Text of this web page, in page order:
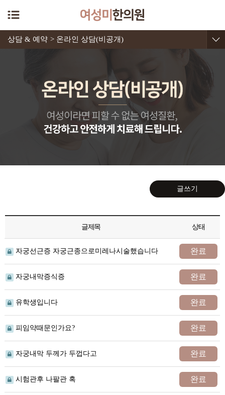
상담 & 예약 > 온라인 상담(비공개)
글쓰기
글제목 상태
자궁선근증 자궁근종으로미레나시술했습니다 완료
자궁내막증식증 완료
유학생입니다 완료
피임약때문인가요? 완료
자궁내막 두께가 두껍다고 완료
시험관후 나팔관 혹 완료